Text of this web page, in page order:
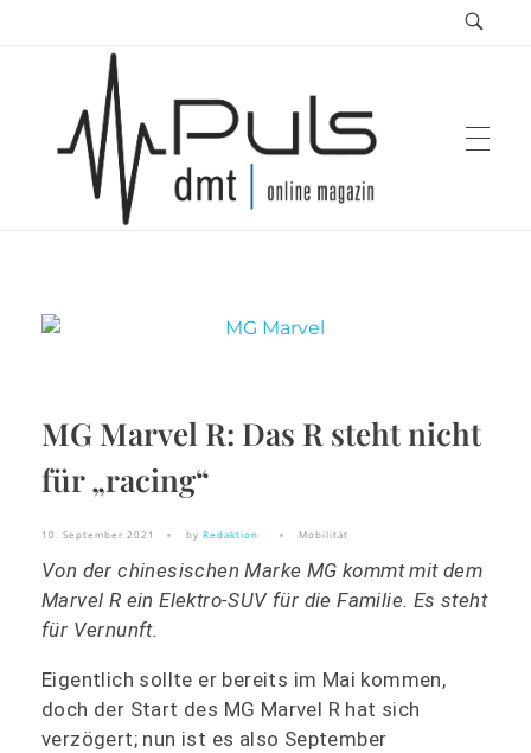
Puls Magazin
Zukunft der Mobilität
MG Marvel R: Das R steht nicht
für „racing“
10. September 2021 by Redaktion Mobilität
Von der chinesischen Marke MG kommt mit dem
Marvel R ein Elektro-SUV für die Familie. Es steht
für Vernunft.
Eigentlich sollte er bereits im Mai kommen,
doch der Start des MG Marvel R hat sich
verzögert; nun ist es also September